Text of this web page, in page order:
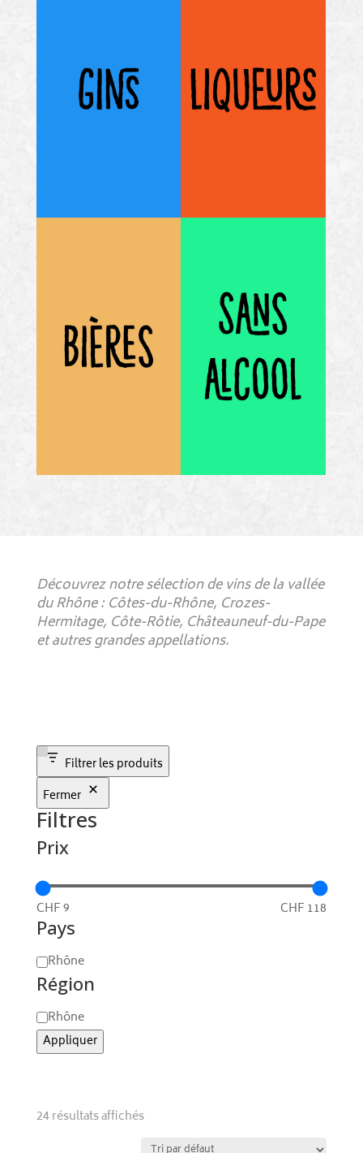
Découvrez notre sélection de vins de la vallée
du Rhône : Côtes-du-Rhône, Crozes-
Hermitage, Côte-Rôtie, Châteauneuf-du-Pape
et autres grandes appellations.
Filtrer les produits
Fermer
Filtres
Prix
CHF 9 CHF 118
Pays
Région
Rhône
Région
Région
Rhône
Appliquer
24 résultats affichés